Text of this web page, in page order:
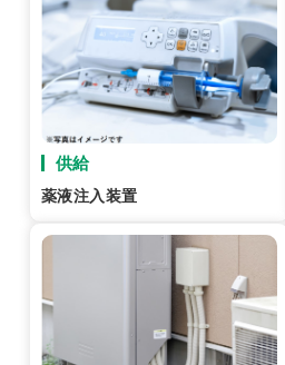
供給
薬液注入装置